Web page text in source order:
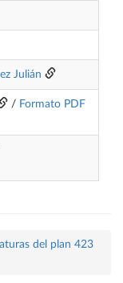
Julián
/ Formato PDF
del plan 423